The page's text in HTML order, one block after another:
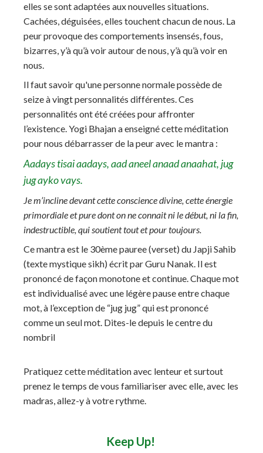
elles se sont adaptées aux nouvelles situations.
Cachées, déguisées, elles touchent chacun de nous. La
peur provoque des comportements insensés, fous,
bizarres, y’à qu’à voir autour de nous, y’à qu’à voir en
nous.
Il faut savoir qu'une personne normale possède de
seize à vingt personnalités différentes. Ces
personnalités ont été créées pour affronter
l’existence. Yogi Bhajan a enseigné cette méditation
pour nous débarrasser de la peur avec le mantra :
Aadays tisai aadays, aad aneel anaad anaahat, jug
jug ayko vays.
Je m’incline devant cette conscience divine, cette énergie
primordiale et pure dont on ne connait ni le début, ni la fin,
indestructible, qui soutient tout et pour toujours.
Ce mantra est le 30ème pauree (verset) du Japji Sahib
(texte mystique sikh) écrit par Guru Nanak. Il est
prononcé de façon monotone et continue. Chaque mot
est individualisé avec une légère pause entre chaque
mot, à l’exception de “jug jug” qui est prononcé
comme un seul mot. Dites-le depuis le centre du
nombril
Pratiquez cette méditation avec lenteur et surtout
prenez le temps de vous familiariser avec elle, avec les
madras, allez-y à votre rythme.
Keep Up!